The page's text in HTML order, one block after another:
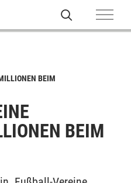
BEIM N
V
BEIM N